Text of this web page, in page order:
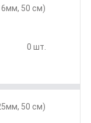
50 см)
0 шт.
50 см)